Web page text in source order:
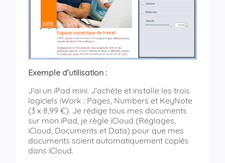
Exemple d’utilisation :
J’ai un iPad mini. J’achète et installe les trois
logiciels iWork : Pages, Numbers et KeyNote
(3 x 8,99 €). Je rédige tous mes documents
sur mon iPad, je règle iCloud (Réglages,
iCloud, Documents et Data) pour que mes
documents soient automatiquement copiés
dans iCloud.